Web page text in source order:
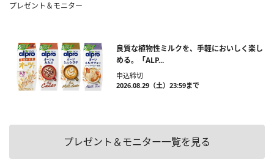
プレゼント＆モニター
良質な植物性ミルクを、手軽においしく楽し
める。「ALP...
申込締切
2026.08.29（土）23:59まで
プレゼント＆モニター一覧を見る